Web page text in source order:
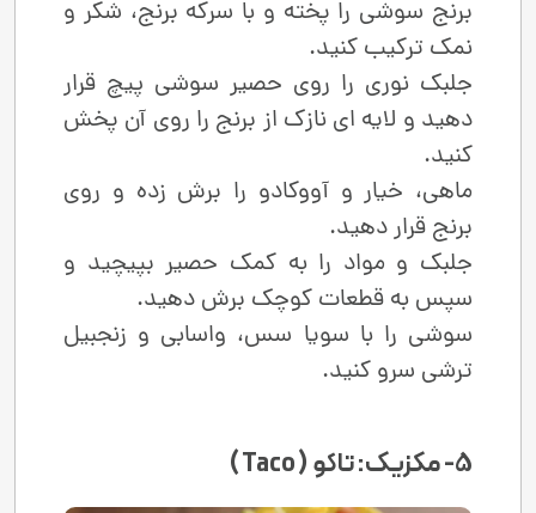
برنج سوشی را پخته و با سرکه برنج، شکر و
نمک ترکیب کنید.
جلبک نوری را روی حصیر سوشی ‌پیچ قرار
دهید و لایه ‌ای نازک از برنج را روی آن پخش
کنید.
ماهی، خیار و آووکادو را برش زده و روی
برنج قرار دهید.
جلبک و مواد را به کمک حصیر بپیچید و
سپس به قطعات کوچک برش دهید.
سوشی را با سویا سس، واسابی و زنجبیل
ترشی سرو کنید.
5- مکزیک: تاکو ( Taco )